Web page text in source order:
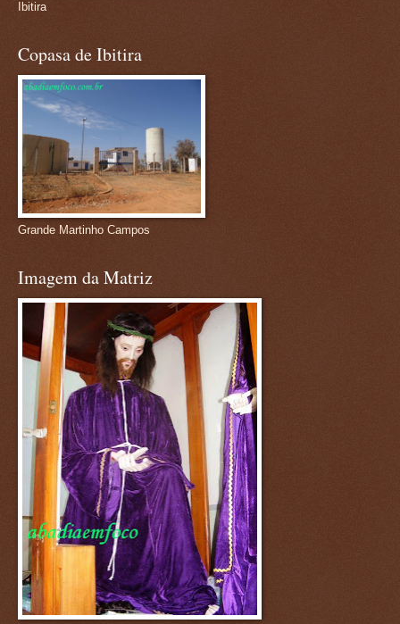
Ibitira
Copasa de Ibitira
Grande Martinho Campos
Imagem da Matriz